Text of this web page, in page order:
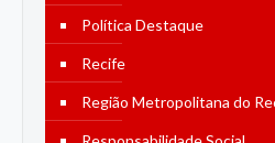
Política Destaque
Recife
Região Metropolitana do